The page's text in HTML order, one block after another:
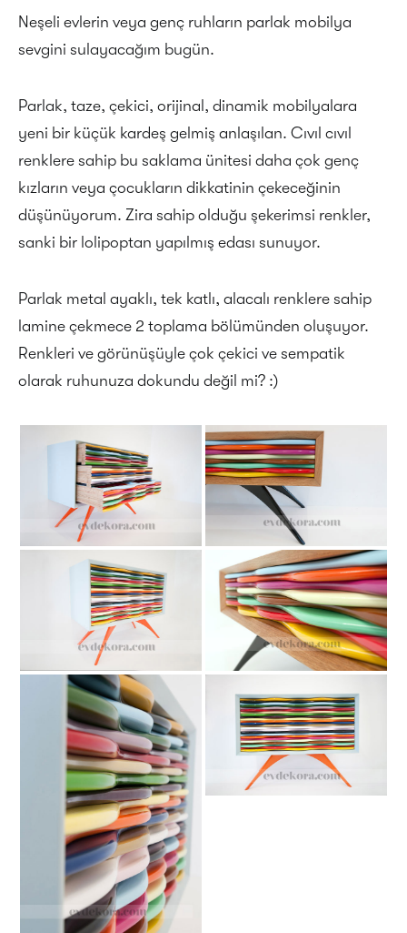
Neşeli evlerin veya genç ruhların parlak mobilya
sevgini sulayacağım bugün.
Parlak, taze, çekici, orijinal, dinamik mobilyalara
yeni bir küçük kardeş gelmiş anlaşılan. Cıvıl cıvıl
renklere sahip bu saklama ünitesi daha çok genç
kızların veya çocukların dikkatinin çekeceğinin
düşünüyorum. Zira sahip olduğu şekerimsi renkler,
sanki bir lolipoptan yapılmış edası sunuyor.
Parlak metal ayaklı, tek katlı, alacalı renklere sahip
lamine çekmece 2 toplama bölümünden oluşuyor.
Renkleri ve görünüşüyle çok çekici ve sempatik
olarak ruhunuza dokundu değil mi? :)